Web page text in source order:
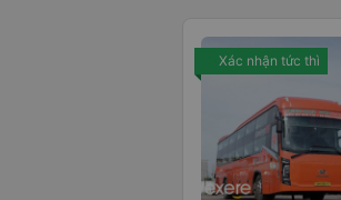
Xác nhận tức thì